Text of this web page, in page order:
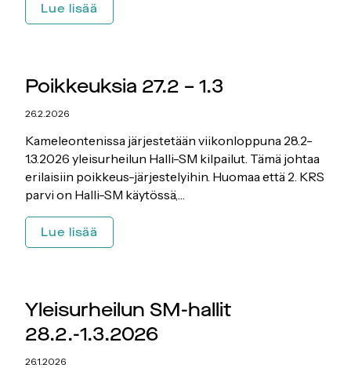
Lue lisää
3-
Poikkeuksia 27.2 – 1.3
26.2.2026
Kameleontenissa järjestetään viikonloppuna 28.2-
1.3.2026 yleisurheilun Halli-SM kilpailut. Tämä johtaa
erilaisiin poikkeus-järjestelyihin. Huomaa että 2. KRS
parvi on Halli-SM käytössä,…
Lue lisää
27.2
Yleisurheilun SM-hallit
28.2.-1.3.2026
26.1.2026